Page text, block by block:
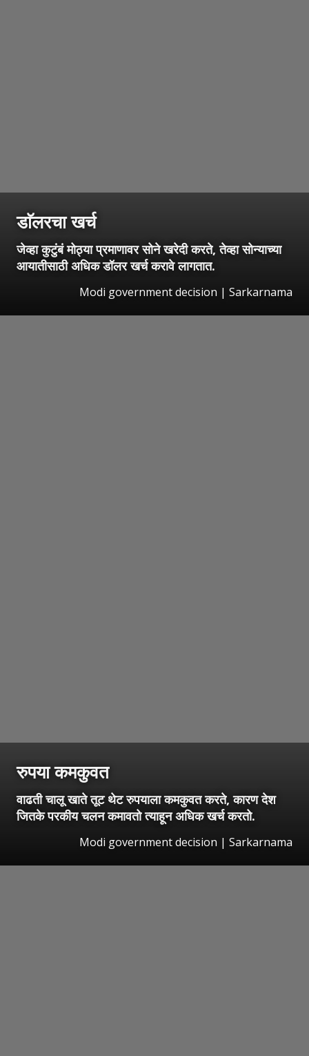
डाॅलरचा खर्च
जेव्हा कुटुंबं मोठ्या प्रमाणावर सोने खरेदी करते, तेव्हा सोन्याच्या
आयातीसाठी अधिक डॉलर खर्च करावे लागतात.
Modi government decision | Sarkarnama
रुपया कमकुवत
वाढती चालू खाते तूट थेट रुपयाला कमकुवत करते, कारण देश
जितके परकीय चलन कमावतो त्याहून अधिक खर्च करतो.
Modi government decision | Sarkarnama